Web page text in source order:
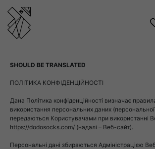
contentSHOULD BE TRANSLATED
ПОЛІТИКА КОНФІДЕНЦІЙНОСТІ
Дана Політика конфіденційності визначає
використання персональних даних
передаються Користувачами при використанні
https://dodosocks.com/ (надалі – Веб-сайт).
Персональні дані збираються Адміністрацією